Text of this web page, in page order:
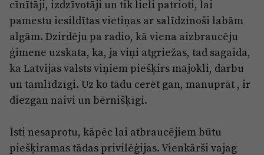
cīnītāji, izdzīvotāji un tik lieli patrioti, lai
pamestu iesildītas vietiņas ar salīdzinoši labām
algām. Dzirdēju pa radio, kā viena aizbraucēju
ģimene uzskata, ka, ja viņi atgriežas, tad sagaida,
ka Latvijas valsts viņiem piešķirs mājokli, darbu
un tamlīdzīgi. Uz ko tādu cerēt gan, manuprāt , ir
diezgan naivi un bērnišķīgi.
Īsti nesaprotu, kāpēc lai atbraucējiem būtu
piešķiramas tādas privilēģijas. Vienkārši vajag